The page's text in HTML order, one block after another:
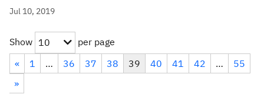
Jul 10, 2019
Show 10
per page
«
1 … 36 37 38 39 40 41 42 …
55
»